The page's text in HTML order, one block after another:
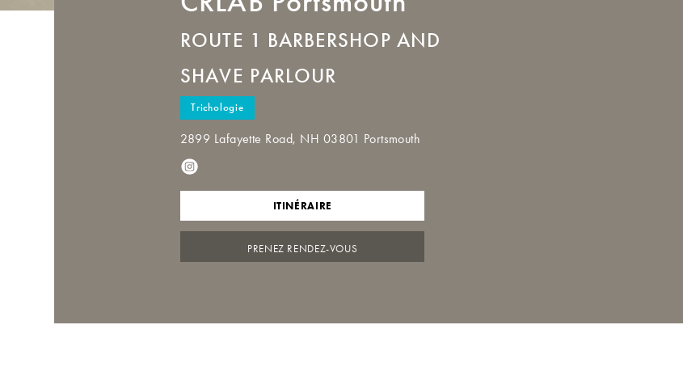
ROUTE 1 BARBERSHOP AND
SHAVE PARLOUR
Trichologie
2899 Lafayette Road, NH 03801 Portsmouth
ITINÉRAIRE
PRENEZ RENDEZ-VOUS